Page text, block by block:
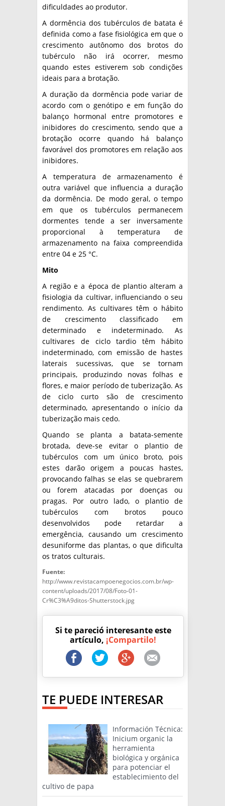
dificuldades ao produtor.
A dormência dos tubérculos de batata é
definida como a fase fisiológica em que o
crescimento autônomo dos brotos do
tubérculo não irá ocorrer, mesmo
quando estes estiverem sob condições
ideais para a brotação.
A duração da dormência pode variar de
acordo com o genótipo e em função do
balanço hormonal entre promotores e
inibidores do crescimento, sendo que a
brotação ocorre quando há balanço
favorável dos promotores em relação aos
inibidores.
A temperatura de armazenamento é
outra variável que influencia a duração
da dormência. De modo geral, o tempo
em que os tubérculos permanecem
dormentes tende a ser inversamente
proporcional à temperatura de
armazenamento na faixa compreendida
entre 04 e 25 °C.
Mito
A região e a época de plantio alteram a
fisiologia da cultivar, influenciando o seu
rendimento. As cultivares têm o hábito
de crescimento classificado em
determinado e indeterminado. As
cultivares de ciclo tardio têm hábito
indeterminado, com emissão de hastes
laterais sucessivas, que se tornam
principais, produzindo novas folhas e
flores, e maior período de tuberização. As
de ciclo curto são de crescimento
determinado, apresentando o início da
tuberização mais cedo.
Quando se planta a batata-semente
brotada, deve-se evitar o plantio de
tubérculos com um único broto, pois
estes darão origem a poucas hastes,
provocando falhas se elas se quebrarem
ou forem atacadas por doenças ou
pragas. Por outro lado, o plantio de
tubérculos com brotos pouco
desenvolvidos pode retardar a
emergência, causando um crescimento
desuniforme das plantas, o que dificulta
os tratos culturais.
Fuente:
http://www.revistacampoenegocios.com.br/wp-
content/uploads/2017/08/Foto-01-
Cr%C3%A9ditos-Shutterstock.jpg
Si te pareció interesante este
artículo, ¡Compartilo!
TE PUEDE INTERESAR
Información Técnica:
Inicium organic la
herramienta
biológica y orgánica
para potenciar el
establecimiento del
cultivo de papa